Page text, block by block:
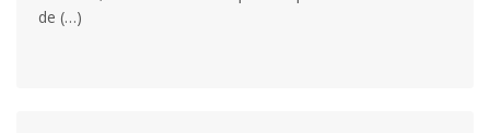
de (…)